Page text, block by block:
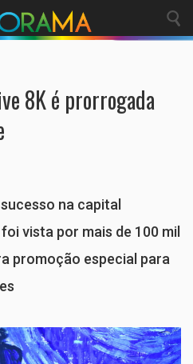
8K é prorrogada
na capital
vista por mais de 100 mil
promoção especial para